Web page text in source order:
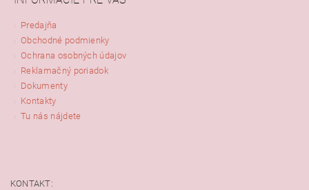
Predajňa
Obchodné podmienky
Ochrana osobných údajov
Reklamačný poriadok
Dokumenty
Kontakty
Tu nás nájdete
KONTAKT: